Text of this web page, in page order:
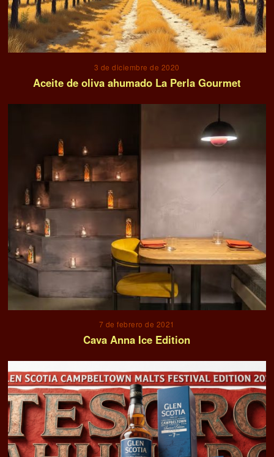
3 de diciembre de 2020
Aceite de oliva ahumado La Perla Gourmet
7 de febrero de 2021
Cava Anna Ice Edition